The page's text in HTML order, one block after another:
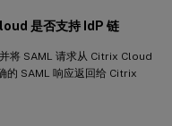
是否支持 IdP 链
将 SAML 请求从 Citrix Cloud
的 SAML 响应返回给 Citrix